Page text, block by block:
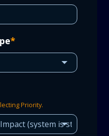
*
Priority.